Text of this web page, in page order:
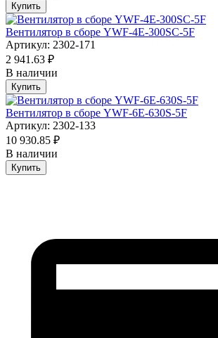
Купить
Вентилятор в сборе YWF-4E-300SC-5F
Артикул: 2302-171
2 941.63 ₽
В наличии
Купить
Вентилятор в сборе YWF-6E-630S-5F
Артикул: 2302-133
10 930.85 ₽
В наличии
Купить